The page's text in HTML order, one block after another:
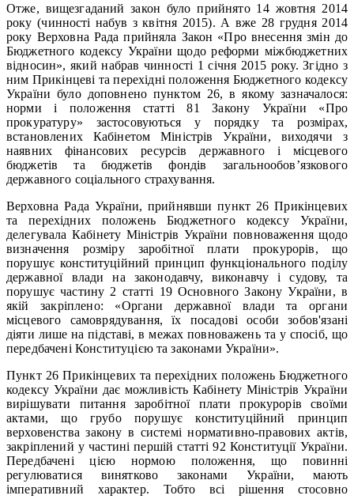
Отже, вищезгаданий закон було прийнято 14 жовтня 2014
року (чинності набув з квітня 2015). А вже 28 грудня 2014
року Верховна Рада прийняла Закон «Про внесення змін до
Бюджетного кодексу України щодо реформи міжбюджетних
відносин», який набрав чинності 1 січня 2015 року. Згідно з
ним Прикінцеві та перехідні положення Бюджетного кодексу
України було доповнено пунктом 26, в якому зазначалося:
норми і положення статті 81 Закону України «Про
прокуратуру» застосовуються у порядку та розмірах,
встановлених Кабінетом Міністрів України, виходячи з
наявних фінансових ресурсів державного і місцевого
бюджетів та бюджетів фондів загальнообов’язкового
державного соціального страхування.
Верховна Рада України, прийнявши пункт 26 Прикінцевих
та перехідних положень Бюджетного кодексу України,
делегувала Кабінету Міністрів України повноваження щодо
визначення розміру заробітної плати прокурорів, що
порушує конституційний принцип функціонального поділу
державної влади на законодавчу, виконавчу і судову, та
порушує частину 2 статті 19 Основного Закону України, в
якій закріплено: «Органи державної влади та органи
місцевого самоврядування, їх посадові особи зобов'язані
діяти лише на підставі, в межах повноважень та у спосіб, що
передбачені Конституцією та законами України».
Пункт 26 Прикінцевих та перехідних положень Бюджетного
кодексу України дає можливість Кабінету Міністрів України
вирішувати питання заробітної плати прокурорів своїми
актами, що грубо порушує конституційний принцип
верховенства закону в системі нормативно-правових актів,
закріплений у частині першій статті 92 Конституції України.
Передбачені цією нормою положення, що повинні
регулюватися винятково законами України, мають
імперативний характер. Тобто всі рішення стосовно